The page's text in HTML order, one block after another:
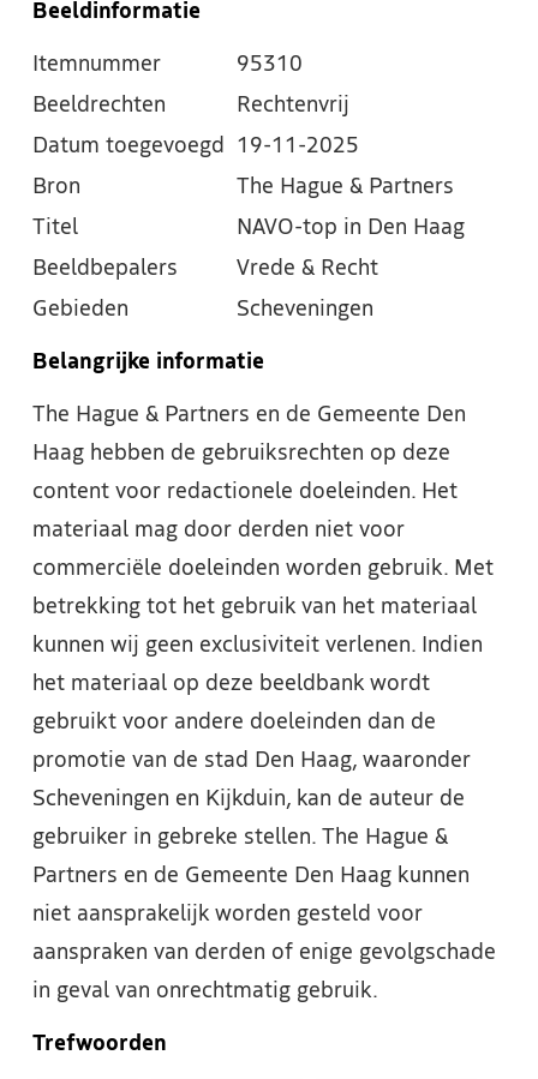
Beeldinformatie
Itemnummer
95310
Beeldrechten
Rechtenvrij
Datum toegevoegd
19-11-2025
Bron
The Hague & Partners
Titel
NAVO-top in Den Haag
Beeldbepalers
Vrede & Recht
Gebieden
Scheveningen
Belangrijke informatie
The Hague & Partners en de Gemeente Den
Haag hebben de gebruiksrechten op deze
content voor redactionele doeleinden. Het
materiaal mag door derden niet voor
commerciële doeleinden worden gebruik. Met
betrekking tot het gebruik van het materiaal
kunnen wij geen exclusiviteit verlenen. Indien
het materiaal op deze beeldbank wordt
gebruikt voor andere doeleinden dan de
promotie van de stad Den Haag, waaronder
Scheveningen en Kijkduin, kan de auteur de
gebruiker in gebreke stellen. The Hague &
Partners en de Gemeente Den Haag kunnen
niet aansprakelijk worden gesteld voor
aanspraken van derden of enige gevolgschade
in geval van onrechtmatig gebruik.
Trefwoorden